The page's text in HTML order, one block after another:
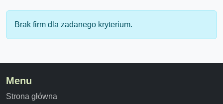
Brak firm dla zadanego kryterium.
Menu
Strona główna